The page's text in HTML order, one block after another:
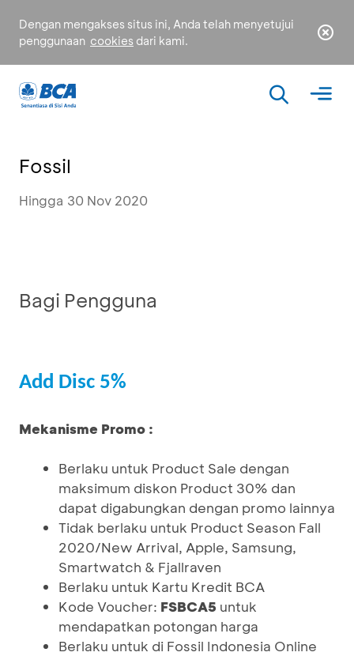
Dengan mengakses situs ini, Anda telah menyetujui
penggunaan cookies dari kami.
Fossil
Hingga 30 Nov 2020
Bagi Pengguna
Add Disc 5%
Mekanisme Promo :
Berlaku untuk Product Sale dengan
maksimum diskon Product 30% dan
dapat digabungkan dengan promo lainnya
Tidak berlaku untuk Product Season Fall
2020/New Arrival, Apple, Samsung,
Smartwatch & Fjallraven
Berlaku untuk Kartu Kredit BCA
Kode Voucher: FSBCA5 untuk
mendapatkan potongan harga
Berlaku untuk di Fossil Indonesia Online